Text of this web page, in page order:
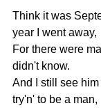
Think it was
year
went away,
For there were
didn't know.
And
still see him
try'n' to be a man,